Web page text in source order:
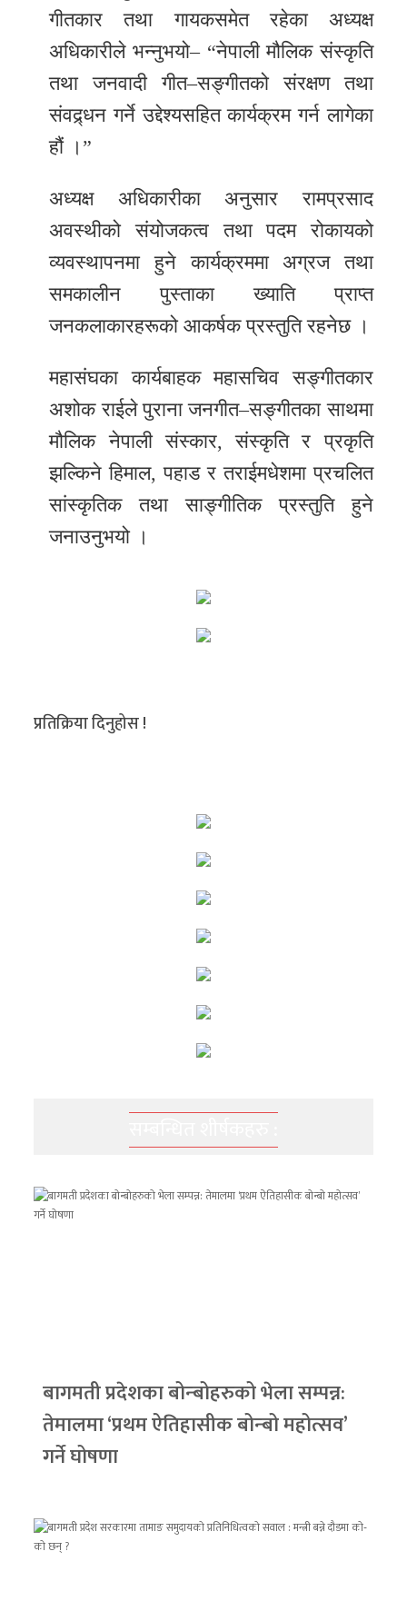
गीतकार तथा गायकसमेत रहेका अध्यक्ष
अधिकारीले भन्नुभयो– “नेपाली मौलिक संस्कृति
तथा जनवादी गीत–सङ्गीतको संरक्षण तथा
संवद्र्धन गर्ने उद्देश्यसहित कार्यक्रम गर्न लागेका
हौं ।”
अध्यक्ष अधिकारीका अनुसार रामप्रसाद
अवस्थीको संयोजकत्व तथा पदम रोकायको
व्यवस्थापनमा हुने कार्यक्रममा अग्रज तथा
समकालीन पुस्ताका ख्याति प्राप्त
जनकलाकारहरूको आकर्षक प्रस्तुति रहनेछ ।
महासंघका कार्यबाहक महासचिव सङ्गीतकार
अशोक राईले पुराना जनगीत–सङ्गीतका साथमा
मौलिक नेपाली संस्कार, संस्कृति र प्रकृति
झल्किने हिमाल, पहाड र तराईमधेशमा प्रचलित
सांस्कृतिक तथा साङ्गीतिक प्रस्तुति हुने
जनाउनुभयो ।
प्रतिक्रिया दिनुहोस !
बागमती प्रदेशका बोन्बोहरुको भेला सम्पन्न:
तेमालमा ‘प्रथम ऐतिहासीक बोन्बो महोत्सव’
गर्ने घोषणा